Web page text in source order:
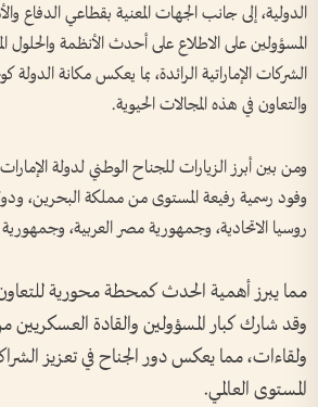
الدولية، إلى جانب الجهات المعنية بقطاعي
المسؤولين على الاطلاع على أحدث الأنظمة والحلول
الشركات الإماراتية الرائدة، بما يعكس مكانة الدولة
والتعاون في هذه المجالات الحيوية.
ومن بين أبرز الزيارات للجناح الوطني لدولة
وفود رسمية رفيعة المستوى من مملكة البحرين،
روسيا الاتحادية، وجمهورية مصر العربية،
مما يبرز أهمية الحدث كمحطة محورية للتعاون
وقد شارك كبار المسؤولين والقادة
ولقاءات، مما يعكس دور الجناح في تعزيز
المستوى العالمي.